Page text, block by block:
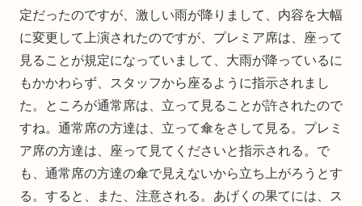
定だったのですが、激しい雨が降りまして、内容を大幅
に変更して上演されたのですが、プレミア席は、座って
見ることが規定になっていまして、大雨が降っているに
もかかわらず、スタッフから座るように指示されまし
た。ところが通常席は、立って見ることが許されたので
すね。通常席の方達は、立って傘をさして見る。プレミ
ア席の方達は、座って見てくださいと指示される。で
も、通常席の方達の傘で見えないから立ち上がろうとす
る。すると、また、注意される。あげくの果てには、ス